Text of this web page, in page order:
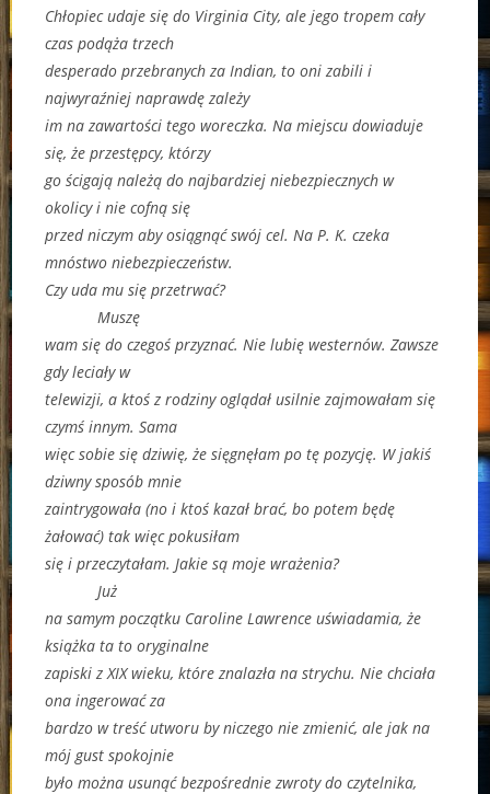
Chłopiec udaje się do Virginia City, ale jego tropem cały
czas podąża trzech
desperado przebranych za Indian, to oni zabili i
najwyraźniej naprawdę zależy
im na zawartości tego woreczka. Na miejscu dowiaduje
się, że przestępcy, którzy
go ścigają należą do najbardziej niebezpiecznych w
okolicy i nie cofną się
przed niczym aby osiągnąć swój cel. Na P. K. czeka
mnóstwo niebezpieczeństw.
Czy uda mu się przetrwać?
Muszę
wam się do czegoś przyznać. Nie lubię westernów. Zawsze
gdy leciały w
telewizji, a ktoś z rodziny oglądał usilnie zajmowałam się
czymś innym. Sama
więc sobie się dziwię, że sięgnęłam po tę pozycję. W jakiś
dziwny sposób mnie
zaintrygowała (no i ktoś kazał brać, bo potem będę
żałować) tak więc pokusiłam
się i przeczytałam. Jakie są moje wrażenia?
Już
na samym początku Caroline Lawrence uświadamia, że
książka ta to oryginalne
zapiski z XIX wieku, które znalazła na strychu. Nie chciała
ona ingerować za
bardzo w treść utworu by niczego nie zmienić, ale jak na
mój gust spokojnie
było można usunąć bezpośrednie zwroty do czytelnika,